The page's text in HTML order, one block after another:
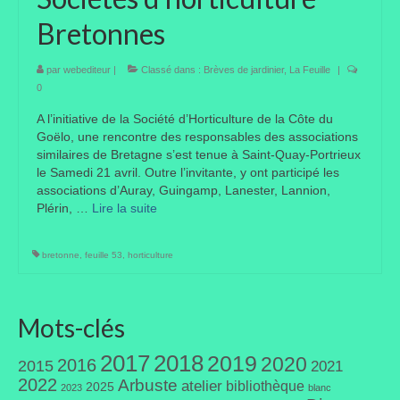
Taille des arbres et arbustes
Vannerie
Bibliothèque
Nouveautés
Revues
Listes
Amis jardiniers du Devon
Fête des plantes
Florescence
Bretonnes
par webediteur | Classé dans : Brèves de jardinier, La Feuille
|
0
A l’initiative de la Société d’Horticulture de la Côte du
Goëlo, une rencontre des responsables des associations
similaires de Bretagne s’est tenue à Saint-Quay-Portrieux
le Samedi 21 avril. Outre l’invitante, y ont participé les
associations d’Auray, Guingamp, Lanester, Lannion,
Plérin, … Lire la suite­­
bretonne feuille 53 horticulture
Mots-clés
2015 2016 201720182019 2020 2021
2022 2023 2025 Arbuste atelier bibliothèque blanc